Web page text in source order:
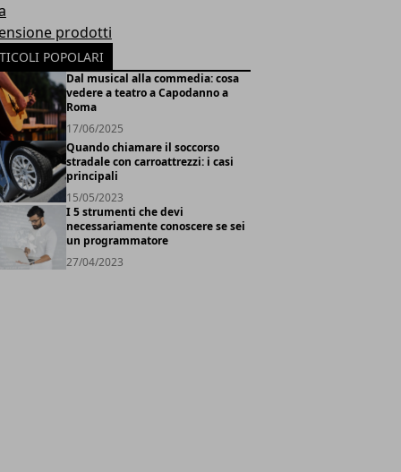
prodotti
POPOLARI
Dal musical alla commedia: cosa
vedere a teatro a Capodanno a
Roma
17/06/2025
Quando chiamare il soccorso
stradale con carroattrezzi: i casi
principali
15/05/2023
I 5 strumenti che devi
necessariamente conoscere se sei
un programmatore
27/04/2023